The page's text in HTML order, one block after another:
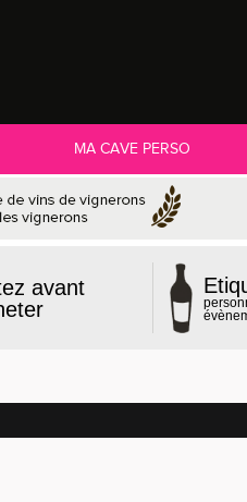
MA CAVE PERSO
avant